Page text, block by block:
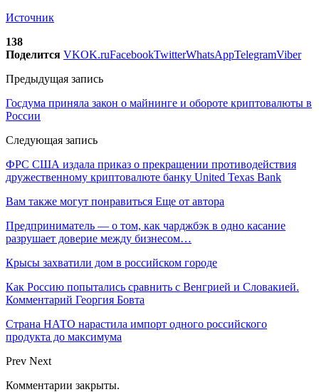
Источник
138
Поделится VKOK.ruFacebookTwitterWhatsAppTelegramViber
Предыдущая запись
Госдума приняла закон о майнинге и обороте криптовалюты в
России
Следующая запись
ФРС США издала приказ о прекращении противодействия
дружественному криптовалюте банку United Texas Bank
Вам также могут понравиться Еще от автора
Предприниматель — о том, как чарджбэк в одно касание
разрушает доверие между бизнесом…
Крысы захватили дом в российском городе
Как Россию попытались сравнить с Венгрией и Словакией.
Комментарий Георгия Бовта
Страна НАТО нарастила импорт одного российского
продукта до максимума
Prev Next
Комментарии закрыты.